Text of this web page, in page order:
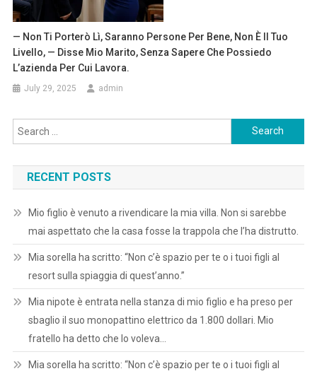
— Non Ti Porterò Lì, Saranno Persone Per Bene, Non È Il Tuo
Livello, — Disse Mio Marito, Senza Sapere Che Possiedo
L’azienda Per Cui Lavora.
July 29, 2025 admin
Search
for:
RECENT POSTS
Mio figlio è venuto a rivendicare la mia villa. Non si sarebbe
mai aspettato che la casa fosse la trappola che l’ha distrutto.
Mia sorella ha scritto: “Non c’è spazio per te o i tuoi figli al
resort sulla spiaggia di quest’anno.”
Mia nipote è entrata nella stanza di mio figlio e ha preso per
sbaglio il suo monopattino elettrico da 1.800 dollari. Mio
fratello ha detto che lo voleva…
Mia sorella ha scritto: “Non c’è spazio per te o i tuoi figli al